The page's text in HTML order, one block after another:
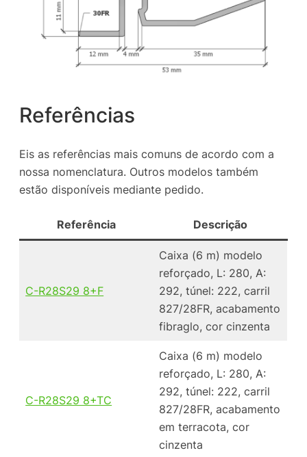
Referências
Eis as referências mais comuns de acordo com a
nossa nomenclatura. Outros modelos também
estão disponíveis mediante pedido.
Referência Descrição
C-R28S29 8+F
Caixa (6 m) modelo
reforçado, L: 280, A:
292, túnel: 222, carril
827/28FR, acabamento
fibraglo, cor cinzenta
C-R28S29 8+TC
Caixa (6 m) modelo
reforçado, L: 280, A:
292, túnel: 222, carril
827/28FR, acabamento
em terracota, cor
cinzenta